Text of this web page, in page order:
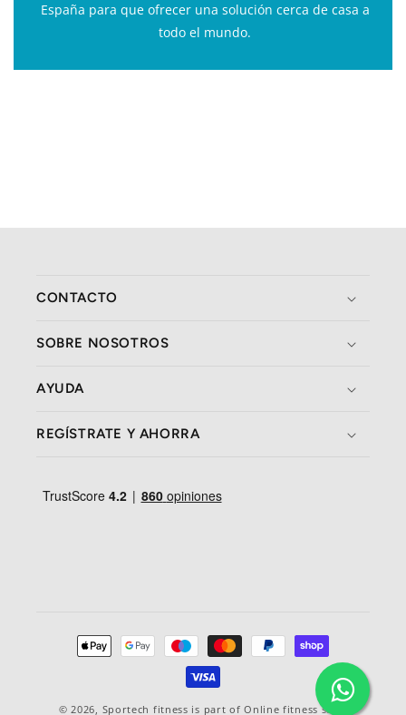
España para que ofrecer una solución cerca de casa a
todo el mundo.
CONTACTO
SOBRE NOSOTROS
AYUDA
REGÍSTRATE Y AHORRA
Formas
de
© 2026, Sportech fitness is part of Online fitness sales